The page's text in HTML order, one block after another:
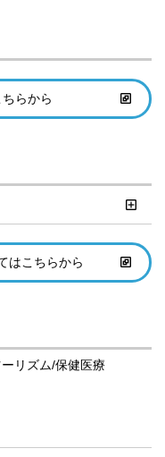
らから
はこちらから
リズム/保健医療